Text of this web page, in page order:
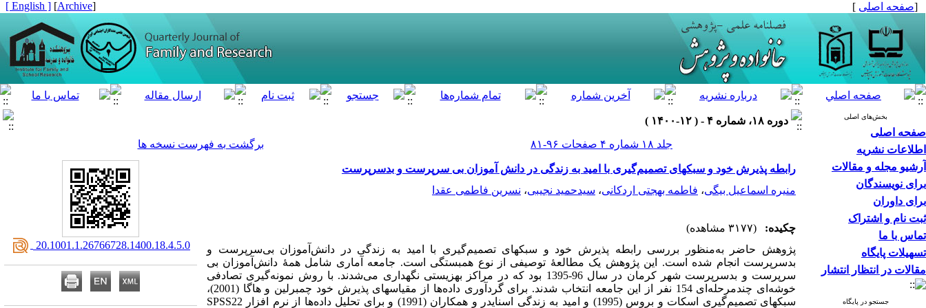
[صفحه اصلی ]
[
Archive
]
[ English ]
بخش‌های اصلی
صفحه اصلی
اطلاعات نشریه
آرشیو مجله و مقالات
برای نویسندگان
برای داوران
ثبت نام و اشتراک
تماس با ما
تسهیلات پایگاه
مقالات در انتظار انتشار
جستجو در پایگاه
دوره ۱۸، شماره ۴ - ( ۱۲-۱۴۰۰ )
جلد ۱۸ شماره ۴ صفحات ۹۶-۸۱
برگشت به فهرست نسخه ها
رابطه پذیرش خود و سبکهای تصمیم‌گیری با امید به زندگی در دانش آموزان بی سرپرست و بدسرپرست
منیره اسماعیل بیگی، فاطمه بهجتی اردکانی، سیدحمید نجیبی، نسرین فاطمی عقدا
چکیده:
(۳۱۷۷ مشاهده)
پژوهش حاضر به­‌منظور بررسی رابطه پذیرش خود و سبکهای تصمیم­‌گیری با امید به زندگی در دانش­‌آموزان بی­‌سرپرست و
بدسرپرست انجام شده است. این پژوهش یک مطالعۀ توصیفی از نوع همبستگی است. جامعه آماری شامل همۀ دانش‌­آموزان بی­‌
سرپرست و بدسرپرست شهر کرمان در سال 96-1395 بود که در مراکز بهزیستی نگهداری می­‌شدند. با روش نمونه­‌گیری تصادفی
خوشه‌­ای چندمرحله‌­ای 154 نفر از این جامعه انتخاب شدند. برای گردآوری داده­‌ها از مقیاسهای پذیرش خود چمبرلین و هاگا (2001)،
سبکهای تصمیم‌­گیری اسکات و بروس (1995) و امید به زندگی اسنایدر و همکاران (1991) و برای تحلیل داده‌­ها از نرم افزار SPSS22
‎ 20.1001.1.26766728.1400.18.4.5.0